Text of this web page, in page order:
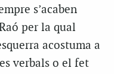
s’acaben
per la qual
acostuma a
verbals o el fet